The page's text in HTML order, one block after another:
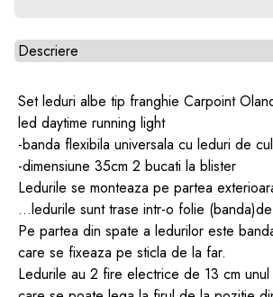
Alegeti tab
Set leduri albe tip franghie Carpoint
led daytime running light
-banda flexibila universala cu leduri de
-dimensiune 35cm 2 bucati la blister
Ledurile se monteaza pe partea
...ledurile sunt trase intr-o folie
Pe partea din spate a ledurilor este
care se fixeaza pe sticla de la far.
Ledurile au 2 fire electrice de 13 cm unul